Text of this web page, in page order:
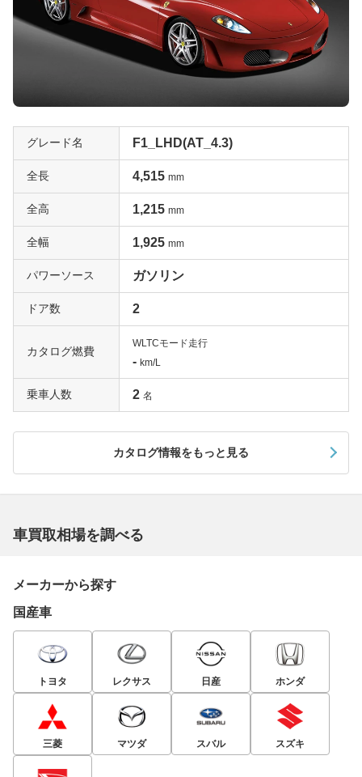
グレード名 F1_LHD(AT_4.3)
全長 4,515 mm
全高 1,215 mm
全幅 1,925 mm
パワーソース ガソリン
ドア数 2
カタログ燃費
WLTCモード走行
- km/L
乗車人数 2 名
カタログ情報をもっと見る
車買取相場を調べる
メーカーから探す
国産車
トヨタ レクサス 日産 ホンダ
三菱 マツダ スバル スズキ